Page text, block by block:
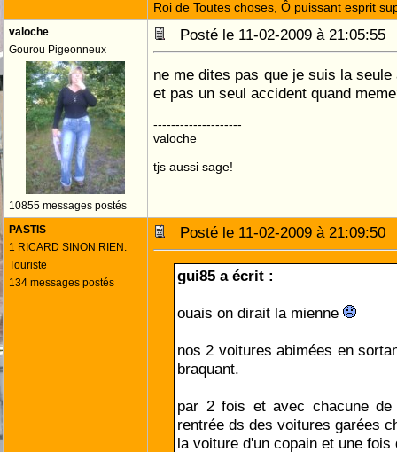
Roi de Toutes choses, Ô puissant esprit
valoche
Gourou Pigeonneux
10855 messages postés
Posté le 11-02-2009 à
ne me dites pas que je suis la
et pas un seul accident quand
--------------------
valoche
tjs aussi sage!
PASTIS
1 RICARD SINON RIEN.
Touriste
134 messages postés
Posté le 11-02-2009 à
gui85 a écrit :
ouais on dirait la mienne
nos 2 voitures abimées en
braquant.
par 2 fois et avec chacune
rentrée ds des voitures garées
la voiture d'un copain et une